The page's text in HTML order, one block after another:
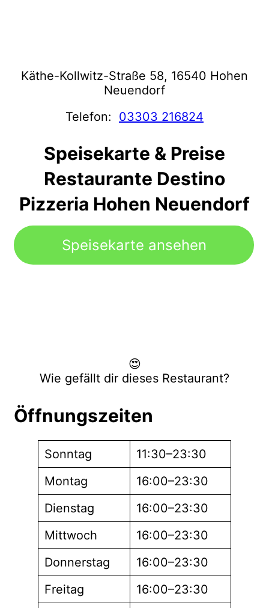
Käthe-Kollwitz-Straße 58, 16540 Hohen
Neuendorf
Telefon: 03303 216824
Speisekarte & Preise
Restaurante Destino
Pizzeria Hohen Neuendorf
Speisekarte ansehen
😍
Wie gefällt dir dieses Restaurant?
Öffnungszeiten
Sonntag
11:30–23:30
Montag
16:00–23:30
Dienstag
16:00–23:30
Mittwoch
16:00–23:30
Donnerstag
16:00–23:30
Freitag
16:00–23:30